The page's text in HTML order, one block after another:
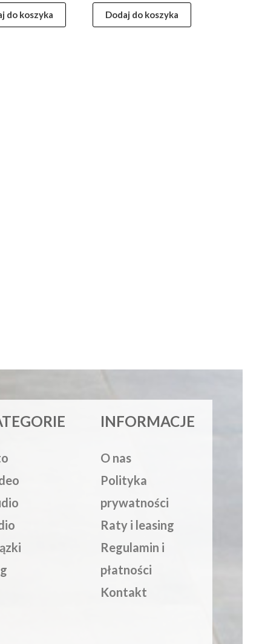
do koszyka Dodaj do koszyka
INFORMACJE
O nas
Polityka
prywatności
Raty i leasing
Regulamin i
płatności
Kontakt